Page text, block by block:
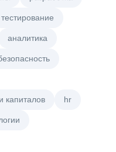
тестирование
аналитика
капиталов hr